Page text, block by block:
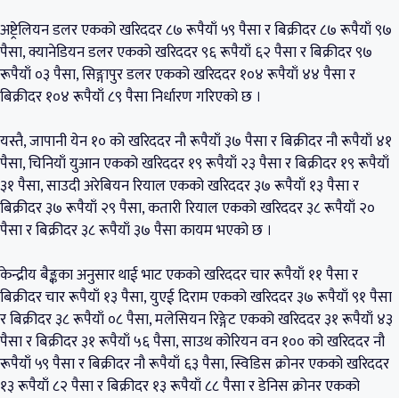
अष्ट्रेलियन डलर एकको खरिददर ८७ रूपैयाँ ५९ पैसा र बिक्रीदर ८७ रूपैयाँ ९७
पैसा, क्यानेडियन डलर एकको खरिददर ९६ रूपैयाँ ६२ पैसा र बिक्रीदर ९७
रूपैयाँ ०३ पैसा, सिङ्गापुर डलर एकको खरिददर १०४ रूपैयाँ ४४ पैसा र
बिक्रीदर १०४ रूपैयाँ ८९ पैसा निर्धारण गरिएको छ ।
यस्तै, जापानी येन १० को खरिददर नौ रूपैयाँ ३७ पैसा र बिक्रीदर नौ रूपैयाँ ४१
पैसा, चिनियाँ युआन एकको खरिददर १९ रूपैयाँ २३ पैसा र बिक्रीदर १९ रूपैयाँ
३१ पैसा, साउदी अरेबियन रियाल एकको खरिददर ३७ रूपैयाँ १३ पैसा र
बिक्रीदर ३७ रूपैयाँ २९ पैसा, कतारी रियाल एकको खरिददर ३८ रूपैयाँ २०
पैसा र बिक्रीदर ३८ रूपैयाँ ३७ पैसा कायम भएको छ ।
केन्द्रीय बैङ्कका अनुसार थाई भाट एकको खरिददर चार रूपैयाँ ११ पैसा र
बिक्रीदर चार रूपैयाँ १३ पैसा, युएई दिराम एकको खरिददर ३७ रूपैयाँ ९१ पैसा
र बिक्रीदर ३८ रूपैयाँ ०८ पैसा, मलेसियन रिङ्गेट एकको खरिददर ३१ रूपैयाँ ४३
पैसा र बिक्रीदर ३१ रूपैयाँ ५६ पैसा, साउथ कोरियन वन १०० को खरिददर नौ
रूपैयाँ ५९ पैसा र बिक्रीदर नौ रूपैयाँ ६३ पैसा, स्विडिस क्रोनर एकको खरिददर
१३ रूपैयाँ ८२ पैसा र बिक्रीदर १३ रूपैयाँ ८८ पैसा र डेनिस क्रोनर एकको